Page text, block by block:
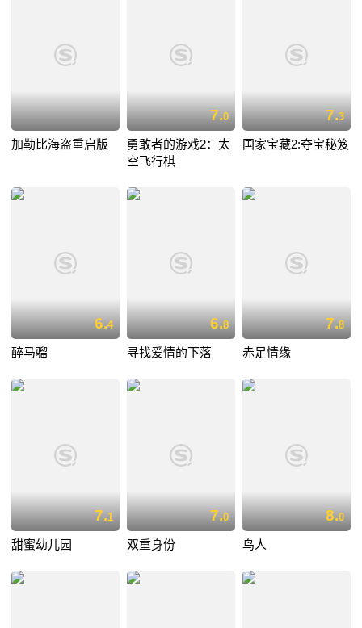
加勒比海盗重启版
7.0
勇敢者的游戏2：太
空飞行棋
7.3
国家宝藏2:夺宝秘笈
6.4
醉马骝
6.8
寻找爱情的下落
7.8
赤足情缘
7.1
甜蜜幼儿园
7.0
双重身份
8.0
鸟人